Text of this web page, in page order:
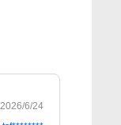
2026/6/24